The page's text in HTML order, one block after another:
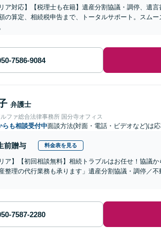
リア対応】【税理士も在籍】遺産分割協議・調停、遺
の算定、相続税申告まで、トータルサポート。スム
弁護士
ファ総合法律事務所 国分寺オフィス
らも相談受付中面談方法(対面・電話・ビデオなど)は
前贈与 料金表を見る
リア】【初回相談無料】相続トラブルはお任せ！協議
整理の代行業務も承ります」遺産分割協議・調停／